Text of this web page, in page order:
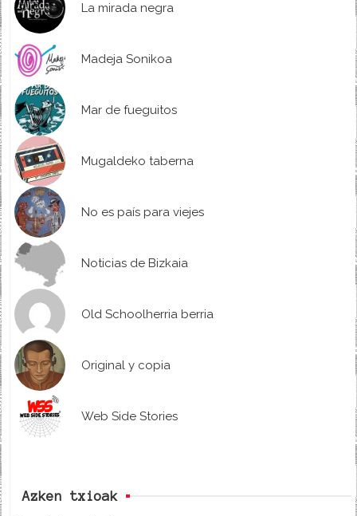
La mirada negra
Madeja Sonikoa
Mar de fueguitos
Mugaldeko taberna
No es país para viejes
Noticias de Bizkaia
Old Schoolherria berria
Original y copia
Web Side Stories
Azken txioak